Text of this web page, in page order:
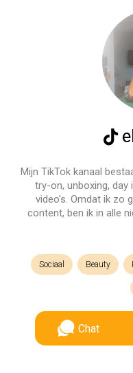
Mijn TikTok kanaal
try-on, unboxing, day
video's. Omdat ik zo
content, ben ik in alle
Sociaal Beauty
Chat